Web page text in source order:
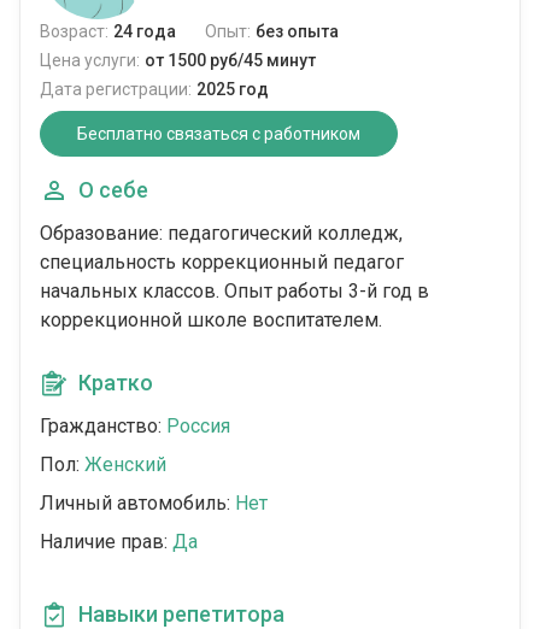
Возраст: 24 года Опыт: без опыта
Цена услуги: от 1500 руб/45 минут
Дата регистрации: 2025 год
Бесплатно связаться с работником
О себе
Образование: педагогический колледж,
специальность коррекционный педагог
начальных классов. Опыт работы 3-й год в
коррекционной школе воспитателем.
Кратко
Гражданство: Россия
Пол: Женский
Личный автомобиль: Нет
Наличие прав: Да
Навыки репетитора